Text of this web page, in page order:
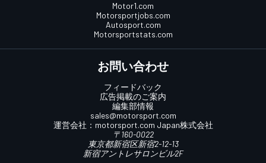
Motor1.com
Motorsportjobs.com
Autosport.com
Motorsportstats.com
お問い合わせ
フィードバック
広告掲載のご案内
編集部情報
sales@motorsport.com
運営会社： motorsport.com Japan株式会社
〒160-0022
東京都新宿区新宿2-12-13
新宿アントレサロンビル2F